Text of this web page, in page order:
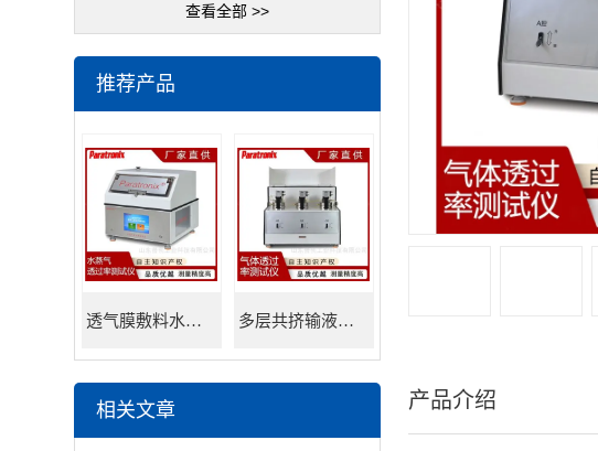
查看全部 >>
推荐产品
透气膜敷料水蒸透过率测试仪 多层共挤输液用膜氮气透过率测试仪
相关文章 产品介绍